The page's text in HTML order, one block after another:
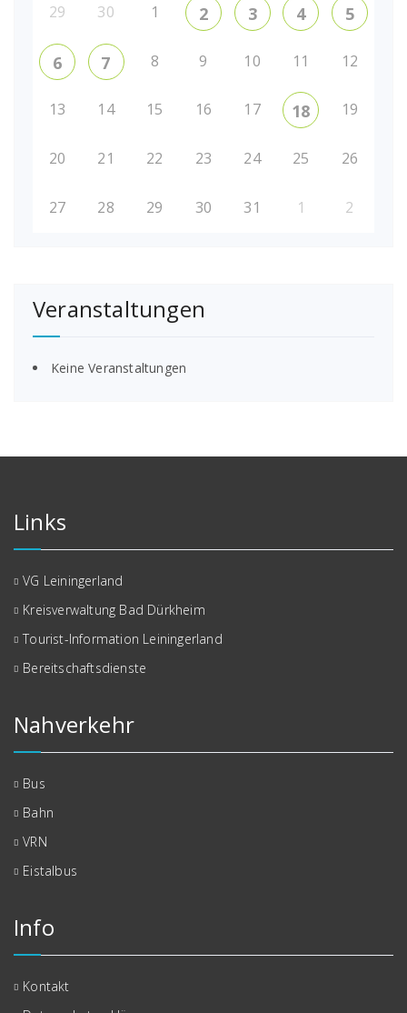
29 30 1 2 3 4 5
6 7 8 9 10 11 12
13 14 15 16 17 18 19
20 21 22 23 24 25 26
27 28 29 30 31 1 2
Veranstaltungen
Keine Veranstaltungen
Links
VG Leiningerland
Kreisverwaltung Bad Dürkheim
Tourist-Information Leiningerland
Bereitschaftsdienste
Nahverkehr
Bus
Bahn
VRN
Eistalbus
Info
Kontakt